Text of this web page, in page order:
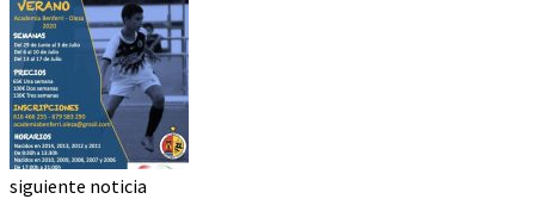
siguiente noticia